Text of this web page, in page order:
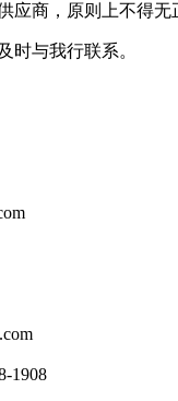
应商，原则上不得
时与我行联系。
1908